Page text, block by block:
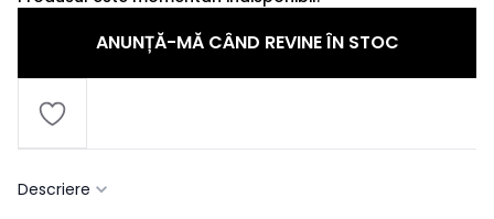
ANUNȚĂ-MĂ CÂND REVINE ÎN STOC
Descriere